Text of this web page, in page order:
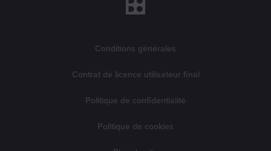
Informations légales
Conditions générales
Contrat de licence utilisateur final
Politique de confidentialité
Politique de cookies